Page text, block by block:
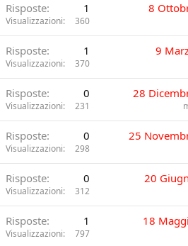
Risposte 1
Visualizzazioni 360
8
Risposte 1
Visualizzazioni 370
9
Risposte 0
Visualizzazioni 231
28
Risposte 0
Visualizzazioni 298
25
Risposte 0
Visualizzazioni 312
20
Risposte 1
Visualizzazioni 797
18